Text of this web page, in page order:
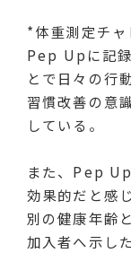
*体重測定チ
Pep Upに記
とで日々の行
習慣改善の意
している。
また、Pep
効果的だと感
別の健康年齢
加入者へ示し